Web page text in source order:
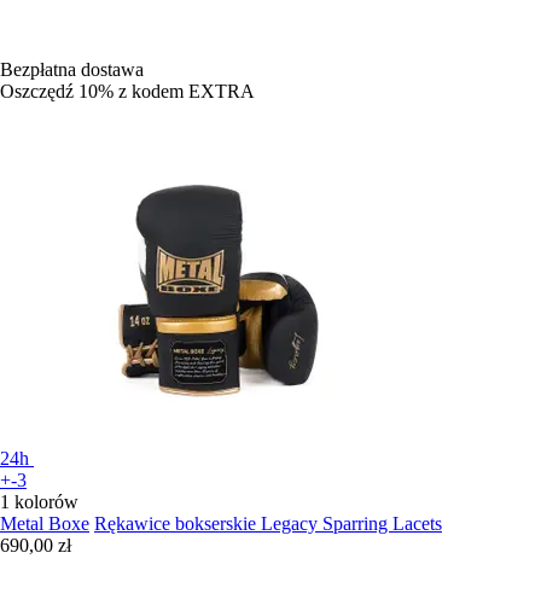
Bezpłatna dostawa
Oszczędź 10% z kodem EXTRA
24h
+-3
1 kolorów
Metal Boxe Rękawice bokserskie Legacy Sparring Lacets
690,00 zł